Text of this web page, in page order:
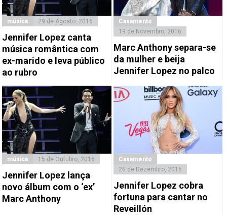
música 29 de Agosto, 2016
Jennifer Lopez canta
música romântica com
ex-marido e leva público
ao rubro
Casamento
19 de Novembro, 2016
Marc Anthony separa-se
da mulher e beija
Jennifer Lopez no palco
música 15 de Outubro, 2016
Jennifer Lopez lança
novo álbum com o ‘ex’
Marc Anthony
Casamento
26 de Dezembro, 2016
Jennifer Lopez cobra
fortuna para cantar no
Reveillón